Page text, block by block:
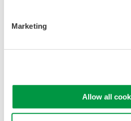
Marketing
Allow all
WT2010/WT2030 Digitale
WT2000 wurden im Hinblick auf
ein optimales Preis/